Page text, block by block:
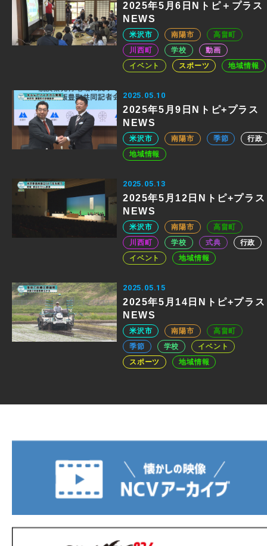
2025年5月6日Nトピ＋プラス
NEWS
米沢市 南陽市
高畠町
川西町
学校
動画
イベント
スポーツ 地域情報
2025.05.10
2025年5月9日Nトピ+プラス
NEWS
米沢市 南陽市 季節
行政
地域情報
2025.05.13
2025年5月12日Nトピ+プラス
NEWS
米沢市 南陽市
高畠町
川西町
学校 式典
行政
イベント
地域情報
2025.05.15
2025年5月14日Nトピ+プラス
NEWS
米沢市 南陽市
高畠町
季節
学校
イベント
スポーツ
地域情報